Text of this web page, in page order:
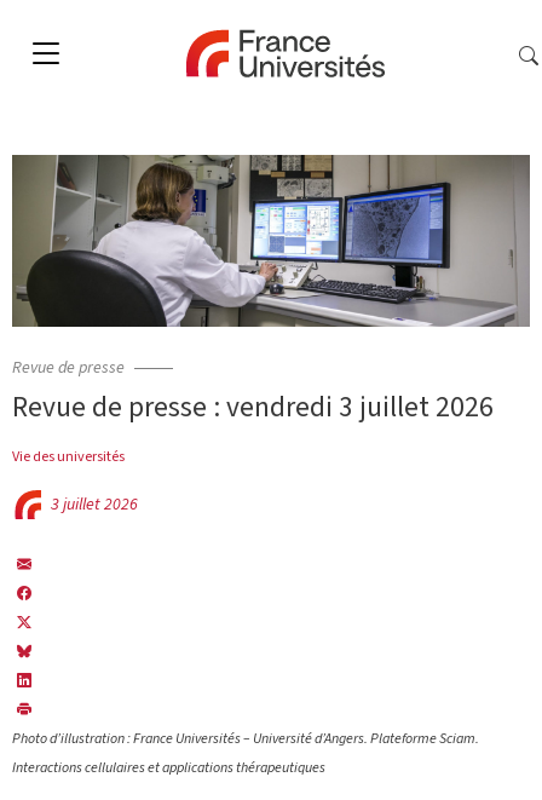
Revue de presse
Revue de presse : vendredi 3 juillet 2026
Vie des universités
3 juillet 2026
Photo d’illustration : France Universités – Université d’Angers. Plateforme Sciam.
Interactions cellulaires et applications thérapeutiques